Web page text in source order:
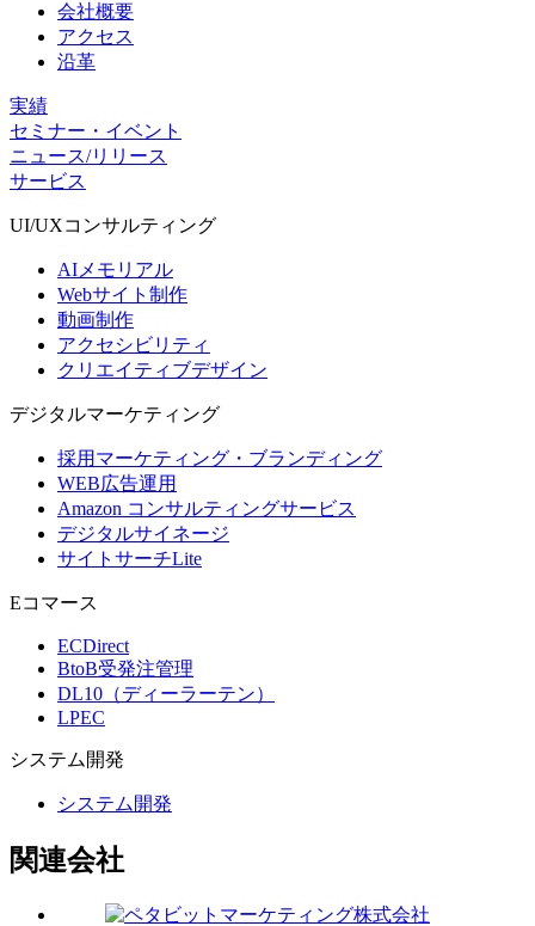
会社概要
アクセス
沿革
実績
セミナー・イベント
ニュース/リリース
サービス
UI/UXコンサルティング
AIメモリアル
Webサイト制作
動画制作
アクセシビリティ
クリエイティブデザイン
デジタルマーケティング
採用マーケティング・ブランディング
WEB広告運用
Amazon コンサルティングサービス
デジタルサイネージ
サイトサーチLite
Eコマース
ECDirect
BtoB受発注管理
DL10（ディーラーテン）
LPEC
システム 開発
システム開発
関連会社